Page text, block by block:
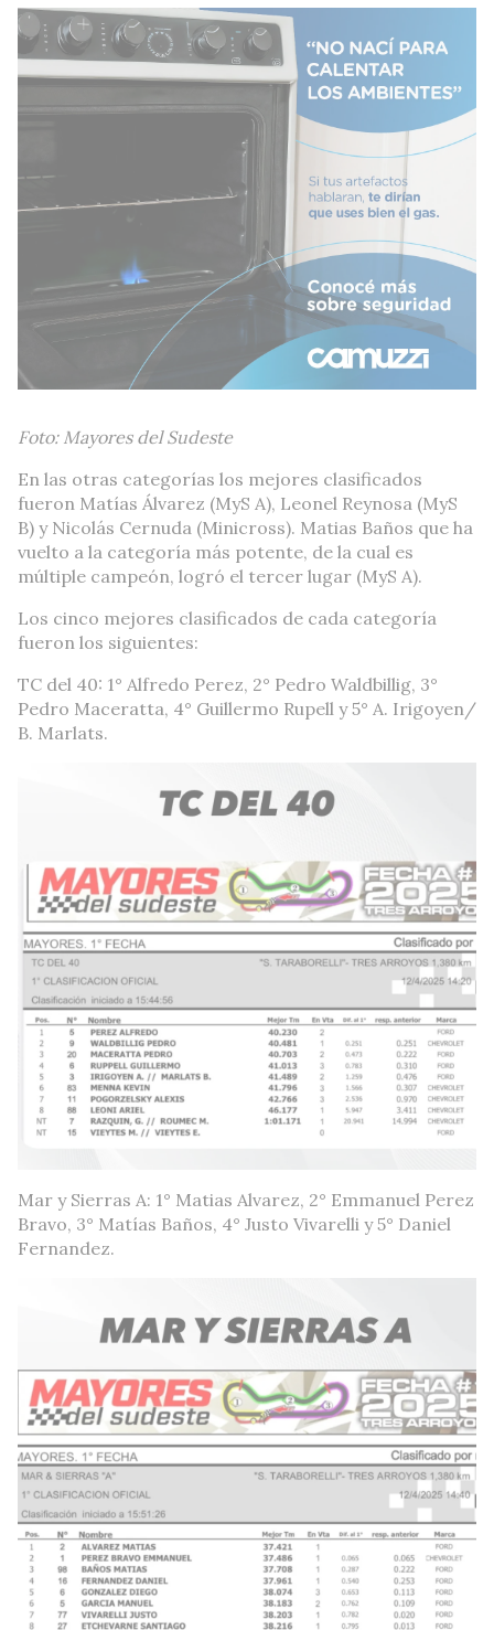
Foto: Mayores del Sudeste
En las otras categorías los mejores clasificados
fueron Matías Álvarez (MyS A), Leonel Reynosa (MyS
B) y Nicolás Cernuda (Minicross). Matias Baños que ha
vuelto a la categoría más potente, de la cual es
múltiple campeón, logró el tercer lugar (MyS A).
Los cinco mejores clasificados de cada categoría
fueron los siguientes:
TC del 40: 1° Alfredo Perez, 2° Pedro Waldbillig, 3°
Pedro Maceratta, 4° Guillermo Rupell y 5° A. Irigoyen/
B. Marlats.
Mar y Sierras A: 1° Matias Alvarez, 2° Emmanuel Perez
Bravo, 3° Matías Baños, 4° Justo Vivarelli y 5° Daniel
Fernandez.